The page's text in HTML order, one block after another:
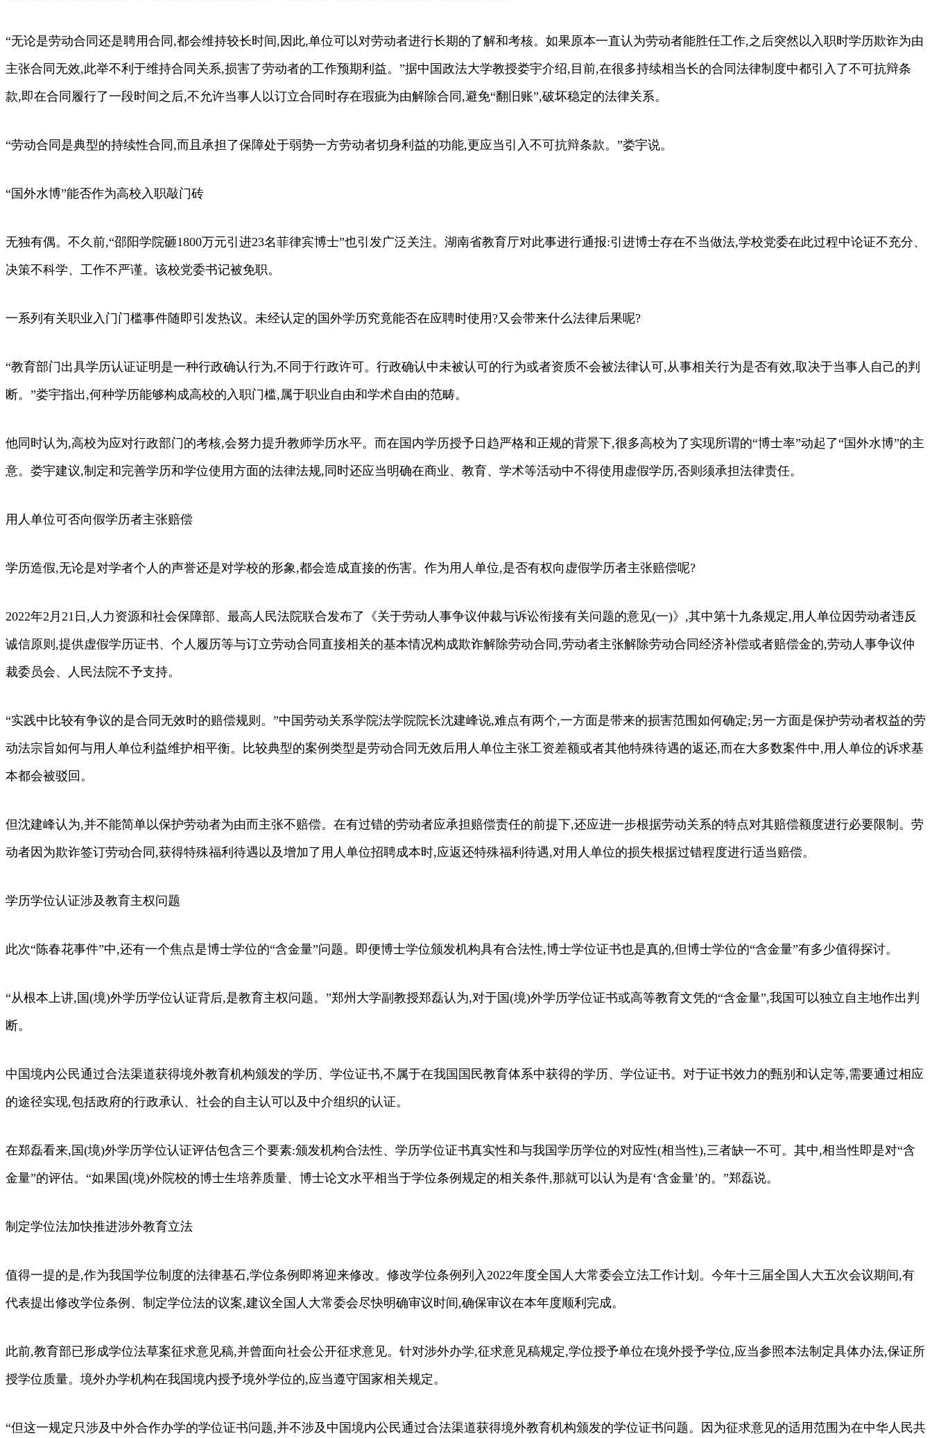
“无论是劳动合同还是聘用合同,都会维持较长时间,因此,单位可以对劳动者进行长期的了解和考核。如果原本一直认为劳动者能胜任工作,之后突然以入职时学历欺诈为由
主张合同无效,此举不利于维持合同关系,损害了劳动者的工作预期利益。”据中国政法大学教授娄宇介绍,目前,在很多持续相当长的合同法律制度中都引入了不可抗辩条
款,即在合同履行了一段时间之后,不允许当事人以订立合同时存在瑕疵为由解除合同,避免“翻旧账”,破坏稳定的法律关系。
“劳动合同是典型的持续性合同,而且承担了保障处于弱势一方劳动者切身利益的功能,更应当引入不可抗辩条款。”娄宇说。
“国外水博”能否作为高校入职敲门砖
无独有偶。不久前,“邵阳学院砸1800万元引进23名菲律宾博士”也引发广泛关注。湖南省教育厅对此事进行通报:引进博士存在不当做法,学校党委在此过程中论证不充分、
决策不科学、工作不严谨。该校党委书记被免职。
一系列有关职业入门门槛事件随即引发热议。未经认定的国外学历究竟能否在应聘时使用?又会带来什么法律后果呢?
“教育部门出具学历认证证明是一种行政确认行为,不同于行政许可。行政确认中未被认可的行为或者资质不会被法律认可,从事相关行为是否有效,取决于当事人自己的判
断。”娄宇指出,何种学历能够构成高校的入职门槛,属于职业自由和学术自由的范畴。
他同时认为,高校为应对行政部门的考核,会努力提升教师学历水平。而在国内学历授予日趋严格和正规的背景下,很多高校为了实现所谓的“博士率”动起了“国外水博”的主
意。娄宇建议,制定和完善学历和学位使用方面的法律法规,同时还应当明确在商业、教育、学术等活动中不得使用虚假学历,否则须承担法律责任。
用人单位可否向假学历者主张赔偿
学历造假,无论是对学者个人的声誉还是对学校的形象,都会造成直接的伤害。作为用人单位,是否有权向虚假学历者主张赔偿呢?
2022年2月21日,人力资源和社会保障部、最高人民法院联合发布了《关于劳动人事争议仲裁与诉讼衔接有关问题的意见(一)》,其中第十九条规定,用人单位因劳动者违反
诚信原则,提供虚假学历证书、个人履历等与订立劳动合同直接相关的基本情况构成欺诈解除劳动合同,劳动者主张解除劳动合同经济补偿或者赔偿金的,劳动人事争议仲
裁委员会、人民法院不予支持。
“实践中比较有争议的是合同无效时的赔偿规则。”中国劳动关系学院法学院院长沈建峰说,难点有两个,一方面是带来的损害范围如何确定;另一方面是保护劳动者权益的劳
动法宗旨如何与用人单位利益维护相平衡。比较典型的案例类型是劳动合同无效后用人单位主张工资差额或者其他特殊待遇的返还,而在大多数案件中,用人单位的诉求基
本都会被驳回。
但沈建峰认为,并不能简单以保护劳动者为由而主张不赔偿。在有过错的劳动者应承担赔偿责任的前提下,还应进一步根据劳动关系的特点对其赔偿额度进行必要限制。劳
动者因为欺诈签订劳动合同,获得特殊福利待遇以及增加了用人单位招聘成本时,应返还特殊福利待遇,对用人单位的损失根据过错程度进行适当赔偿。
学历学位认证涉及教育主权问题
此次“陈春花事件”中,还有一个焦点是博士学位的“含金量”问题。即便博士学位颁发机构具有合法性,博士学位证书也是真的,但博士学位的“含金量”有多少值得探讨。
“从根本上讲,国(境)外学历学位认证背后,是教育主权问题。”郑州大学副教授郑磊认为,对于国(境)外学历学位证书或高等教育文凭的“含金量”,我国可以独立自主地作出判
断。
中国境内公民通过合法渠道获得境外教育机构颁发的学历、学位证书,不属于在我国国民教育体系中获得的学历、学位证书。对于证书效力的甄别和认定等,需要通过相应
的途径实现,包括政府的行政承认、社会的自主认可以及中介组织的认证。
在郑磊看来,国(境)外学历学位认证评估包含三个要素:颁发机构合法性、学历学位证书真实性和与我国学历学位的对应性(相当性),三者缺一不可。其中,相当性即是对“含
金量”的评估。“如果国(境)外院校的博士生培养质量、博士论文水平相当于学位条例规定的相关条件,那就可以认为是有‘含金量’的。”郑磊说。
制定学位法加快推进涉外教育立法
值得一提的是,作为我国学位制度的法律基石,学位条例即将迎来修改。修改学位条例列入2022年度全国人大常委会立法工作计划。今年十三届全国人大五次会议期间,有
代表提出修改学位条例、制定学位法的议案,建议全国人大常委会尽快明确审议时间,确保审议在本年度顺利完成。
此前,教育部已形成学位法草案征求意见稿,并曾面向社会公开征求意见。针对涉外办学,征求意见稿规定,学位授予单位在境外授予学位,应当参照本法制定具体办法,保证所
授学位质量。境外办学机构在我国境内授予境外学位的,应当遵守国家相关规定。
“但这一规定只涉及中外合作办学的学位证书问题,并不涉及中国境内公民通过合法渠道获得境外教育机构颁发的学位证书问题。因为征求意见的适用范围为在中华人民共